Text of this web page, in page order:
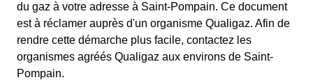
du gaz à votre adresse à Saint-Pompain. Ce document
est à réclamer auprès d'un organisme Qualigaz. Afin de
rendre cette démarche plus facile, contactez les
organismes agréés Qualigaz aux environs de Saint-
Pompain.